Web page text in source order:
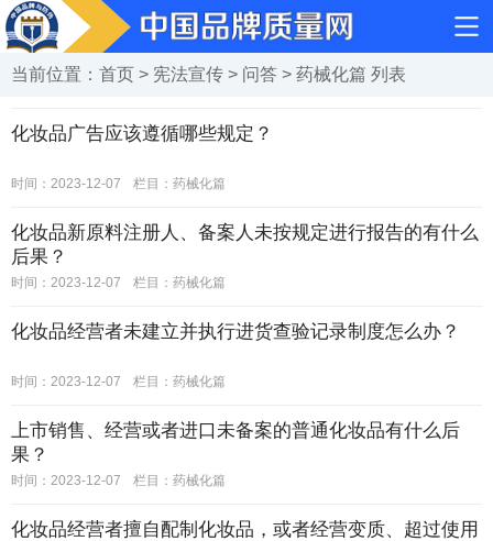
当前位置： 首页 > 宪法宣传 > 问答 > 药械化篇 列表
化妆品广告应该遵循哪些规定？
时间：2023-12-07 栏目： 药械化篇
化妆品新原料注册人、备案人未按规定进行报告的有什么
后果？
时间：2023-12-07 栏目： 药械化篇
化妆品经营者未建立并执行进货查验记录制度怎么办？
时间：2023-12-07 栏目： 药械化篇
上市销售、经营或者进口未备案的普通化妆品有什么后
果？
时间：2023-12-07 栏目： 药械化篇
化妆品经营者擅自配制化妆品，或者经营变质、超过使用